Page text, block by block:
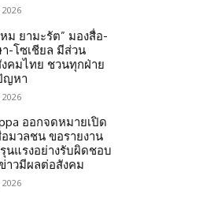
ม ยามะรัต” มองสื่อ-
-โซเชียล มีส่วน
คมไทย ชวนทุกฝ่าย
ญหา
ออกจดหมายเปิด
มวลชน ขอรายงาน
นแรงอย่างรับผิดชอบ
าวมีผลต่อสังคม